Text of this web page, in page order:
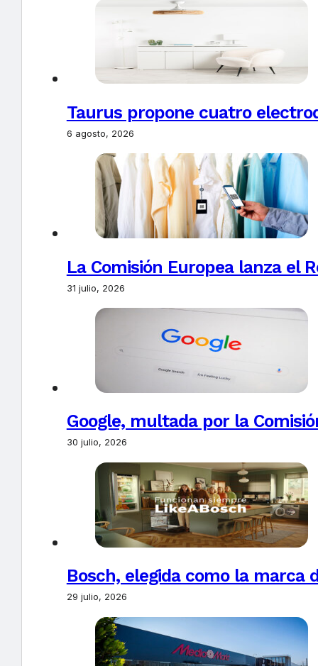
Taurus propone cuatro
6 agosto, 2026
La Comisión Europea lanza el
31 julio, 2026
Google, multada por la
30 julio, 2026
Bosch, elegida como la marca
29 julio, 2026